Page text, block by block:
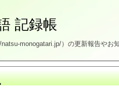
記録帳
monogatari.jp/）の更新報告やお